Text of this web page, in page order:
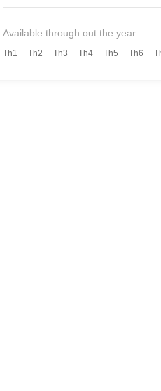
Available through out the year:
Th1 Th2 Th3 Th4 Th5 Th6